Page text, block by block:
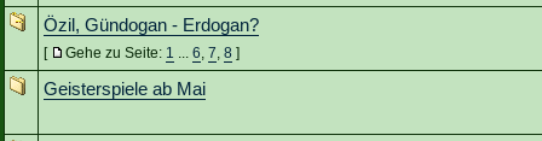
Özil, Gündogan - Erdogan?
[ Gehe zu Seite: 1 ... 6, 7, 8 ]
Geisterspiele ab Mai